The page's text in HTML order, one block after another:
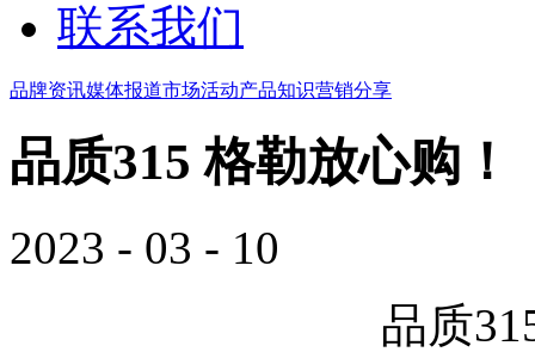
联系我们
品牌资讯媒体报道市场活动产品知识营销分享
品质315 格勒放心购！
2023 - 03 - 10
品质